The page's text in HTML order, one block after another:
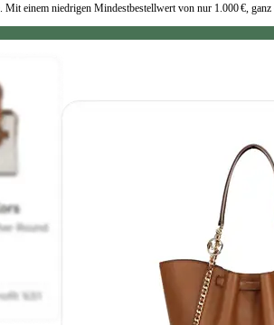
einem niedrigen Mindestbestellwert von nur 1.000 €,